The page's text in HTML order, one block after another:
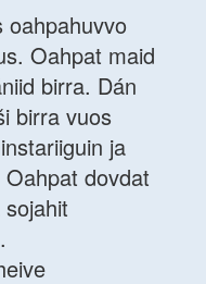
oahpahuvvo
Oahpat maid
birra. Dán
birra vuos
ja
dovdat